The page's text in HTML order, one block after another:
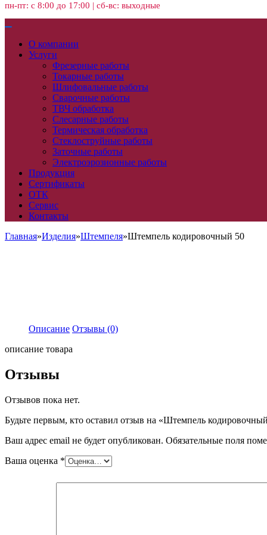
пн-пт: с 8:00 до 17:00 | сб-вс: выходные
О компании
Услуги
Фрезерные работы
Токарные работы
Шлифовальные работы
Сварочные работы
ТВЧ обработка
Слесарные работы
Термическая обработка
Стеклоструйные работы
Заточные работы
Электроэрозионные работы
Продукция
Сертификаты
ОТК
Сервис
Контакты
Главная»Изделия»Штемпеля»Штемпель кодировочный 50
Описание Отзывы (0)
описание товара
Отзывы
Отзывов пока нет.
Будьте первым, кто оставил отзыв на «Штемпель
Ваш адрес email не будет опубликован. Обязательные поля
Ваша оценка *